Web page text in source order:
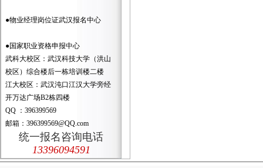
●物业经理岗位证武汉报名中心
●国家职业资格申报中心
武科大校区：武汉科技大学（洪山
校区）综合楼后一栋培训楼二楼
江大校区：武汉沌口江汉大学旁经
开万达广场B2栋四楼
QQ ：396399569
邮箱：396399569@QQ.com
统一报名咨询电话
13396094591